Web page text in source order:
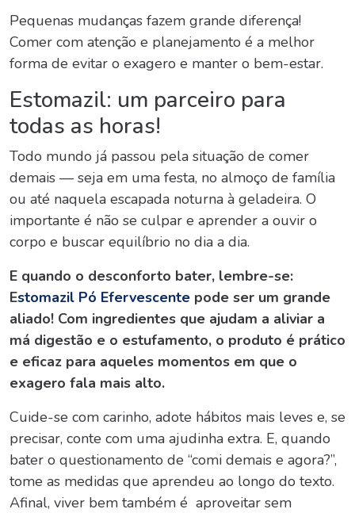
Pequenas mudanças fazem grande diferença!
Comer com atenção e planejamento é a melhor
forma de evitar o exagero e manter o bem-estar.
Estomazil: um parceiro para
todas as horas!
Todo mundo já passou pela situação de comer
demais — seja em uma festa, no almoço de família
ou até naquela escapada noturna à geladeira. O
importante é não se culpar e aprender a ouvir o
corpo e buscar equilíbrio no dia a dia.
E quando o desconforto bater, lembre-se:
Estomazil Pó Efervescente pode ser um grande
aliado! Com ingredientes que ajudam a aliviar a
má digestão e o estufamento, o produto é prático
e eficaz para aqueles momentos em que o
exagero fala mais alto.
Cuide-se com carinho, adote hábitos mais leves e, se
precisar, conte com uma ajudinha extra. E, quando
bater o questionamento de “comi demais e agora?”,
tome as medidas que aprendeu ao longo do texto.
Afinal, viver bem também é aproveitar sem